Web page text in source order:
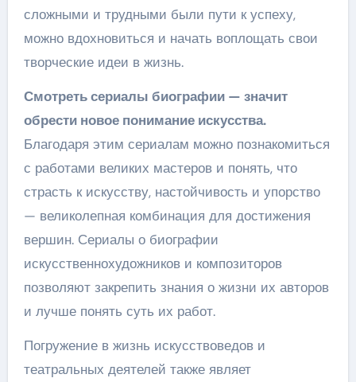
сложными и трудными были пути к успеху,
можно вдохновиться и начать воплощать свои
творческие идеи в жизнь.
Смотреть сериалы биографии — значит
обрести новое понимание искусства.
Благодаря этим сериалам можно познакомиться
с работами великих мастеров и понять, что
страсть к искусству, настойчивость и упорство
— великолепная комбинация для достижения
вершин. Сериалы о биографии
искусственнохудожников и композиторов
позволяют закрепить знания о жизни их авторов
и лучше понять суть их работ.
Погружение в жизнь искусствоведов и
театральных деятелей также являет